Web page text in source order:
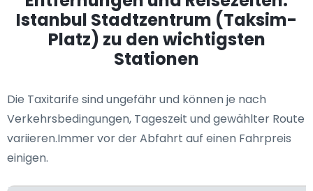
Istanbul Stadtzentrum (Taksim-
Platz) zu den wichtigsten
Stationen
Die Taxitarife sind ungefähr und können je nach
Verkehrsbedingungen, Tageszeit und gewählter Route
variieren.Immer vor der Abfahrt auf einen Fahrpreis
einigen.